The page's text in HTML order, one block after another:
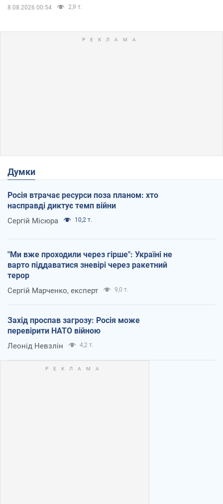
8.08.2026 00:54 2,9 т.
Думки
Росія втрачає ресурси поза планом: хто
насправді диктує темп війни
Сергій Місюра 10,2 т.
"Ми вже проходили через гірше": Україні не
варто піддаватися зневірі через ракетний
терор
Сергій Марченко, експерт 9,0 т.
Захід проспав загрозу: Росія може
перевірити НАТО війною
Леонід Невзлін 4,2 т.